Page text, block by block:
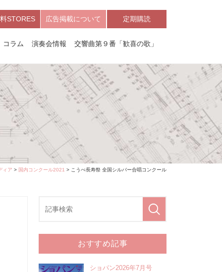
STORES 広告掲載について 定期購読
コラム 演奏会情報 交響曲第９番「歓喜の歌」
ィア > 国内コンクール2021 > こうべ長寿祭 全国シルバー合唱コンクール
おすすめ記事
ショパン2026年7月号